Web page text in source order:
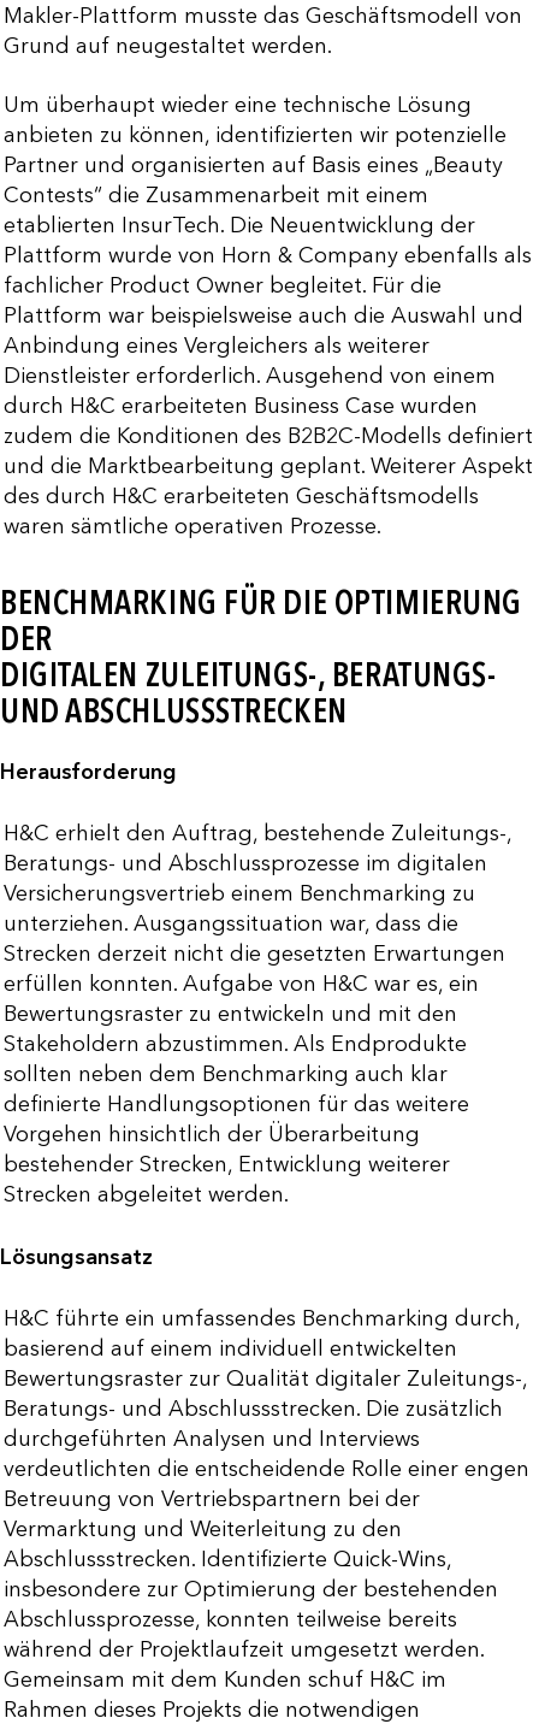
Makler-Plattform musste das Geschäftsmodell von
Grund auf neugestaltet werden.
Um überhaupt wieder eine technische Lösung
anbieten zu können, identifizierten wir potenzielle
Partner und organisierten auf Basis eines „Beauty
Contests“ die Zusammenarbeit mit einem
etablierten InsurTech. Die Neuentwicklung der
Plattform wurde von Horn & Company ebenfalls als
fachlicher Product Owner begleitet. Für die
Plattform war beispielsweise auch die Auswahl und
Anbindung eines Vergleichers als weiterer
Dienstleister erforderlich. Ausgehend von einem
durch H&C erarbeiteten Business Case wurden
zudem die Konditionen des B2B2C-Modells definiert
und die Marktbearbeitung geplant. Weiterer Aspekt
des durch H&C erarbeiteten Geschäftsmodells
waren sämtliche operativen Prozesse.
BENCHMARKING FÜR DIE OPTIMIERUNG
DER
DIGITALEN ZULEITUNGS-, BERATUNGS-
UND ABSCHLUSSSTRECKEN
Herausforderung
H&C erhielt den Auftrag, bestehende Zuleitungs-,
Beratungs- und Abschlussprozesse im digitalen
Versicherungsvertrieb einem Benchmarking zu
unterziehen. Ausgangssituation war, dass die
Strecken derzeit nicht die gesetzten Erwartungen
erfüllen konnten. Aufgabe von H&C war es, ein
Bewertungsraster zu entwickeln und mit den
Stakeholdern abzustimmen. Als Endprodukte
sollten neben dem Benchmarking auch klar
definierte Handlungsoptionen für das weitere
Vorgehen hinsichtlich der Überarbeitung
bestehender Strecken, Entwicklung weiterer
Strecken abgeleitet werden.
Lösungsansatz
H&C führte ein umfassendes Benchmarking durch,
basierend auf einem individuell entwickelten
Bewertungsraster zur Qualität digitaler Zuleitungs-,
Beratungs- und Abschlussstrecken. Die zusätzlich
durchgeführten Analysen und Interviews
verdeutlichten die entscheidende Rolle einer engen
Betreuung von Vertriebspartnern bei der
Vermarktung und Weiterleitung zu den
Abschlussstrecken. Identifizierte Quick-Wins,
insbesondere zur Optimierung der bestehenden
Abschlussprozesse, konnten teilweise bereits
während der Projektlaufzeit umgesetzt werden.
Gemeinsam mit dem Kunden schuf H&C im
Rahmen dieses Projekts die notwendigen